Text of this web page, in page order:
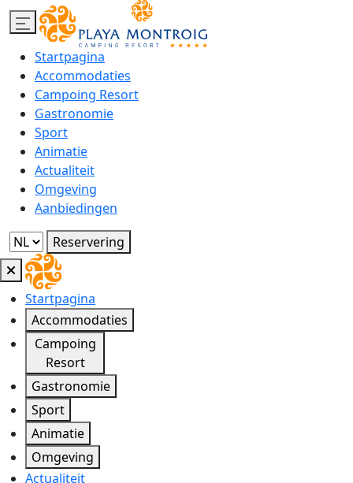
Startpagina
Accommodaties
Campoing Resort
Gastronomie
Sport
Animatie
Actualiteit
Omgeving
Aanbiedingen
Reservering
Startpagina
Accommodaties
Campoing
Resort
Gastronomie
Sport
Animatie
Omgeving
Actualiteit